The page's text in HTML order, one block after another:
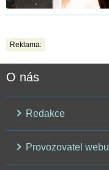
Reklama:
O nás
Redakce
Provozovatel webu